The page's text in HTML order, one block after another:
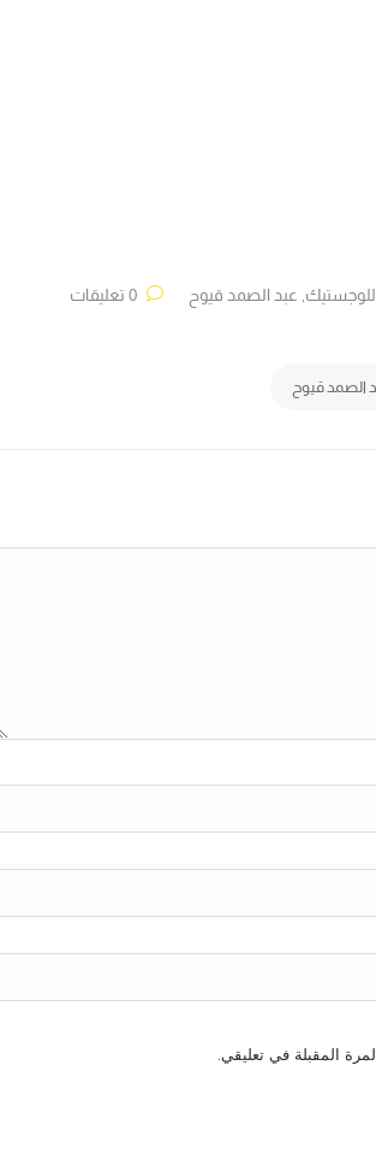
, عبد الصمد قيوح
الصمد قيوح
المقبلة في تعليقي.